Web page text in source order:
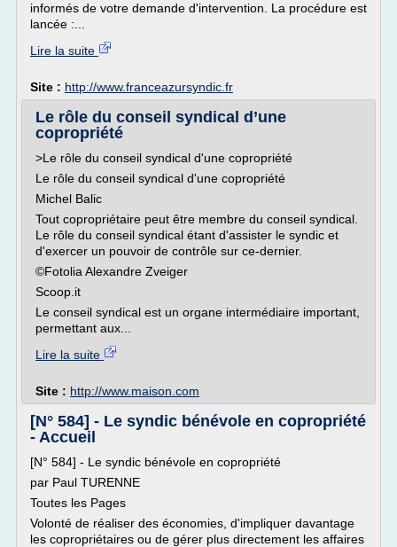
informés de votre demande d'intervention. La procédure est
lancée :...
Lire la suite
Site : http://www.franceazursyndic.fr
Le rôle du conseil syndical d’une
copropriété
>Le rôle du conseil syndical d'une copropriété
Le rôle du conseil syndical d'une copropriété
Michel Balic
Tout copropriétaire peut être membre du conseil syndical.
Le rôle du conseil syndical étant d'assister le syndic et
d'exercer un pouvoir de contrôle sur ce-dernier.
©Fotolia Alexandre Zveiger
Scoop.it
Le conseil syndical est un organe intermédiaire important,
permettant aux...
Lire la suite
Site : http://www.maison.com
[N° 584] - Le syndic bénévole en copropriété
- Accueil
[N° 584] - Le syndic bénévole en copropriété
par Paul TURENNE
Toutes les Pages
Volonté de réaliser des économies, d'impliquer davantage
les copropriétaires ou de gérer plus directement les affaires